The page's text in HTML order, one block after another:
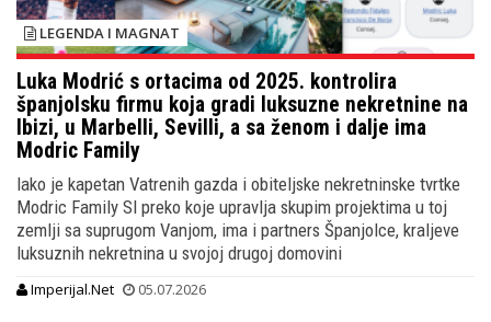
LEGENDA I MAGNAT
Luka Modrić s ortacima od 2025. kontrolira
španjolsku firmu koja gradi luksuzne nekretnine na
Ibizi, u Marbelli, Sevilli, a sa ženom i dalje ima
Modric Family
Iako je kapetan Vatrenih gazda i obiteljske nekretninske tvrtke
Modric Family Sl preko koje upravlja skupim projektima u toj
zemlji sa suprugom Vanjom, ima i partners Španjolce, kraljeve
luksuznih nekretnina u svojoj drugoj domovini
Imperijal.Net 05.07.2026